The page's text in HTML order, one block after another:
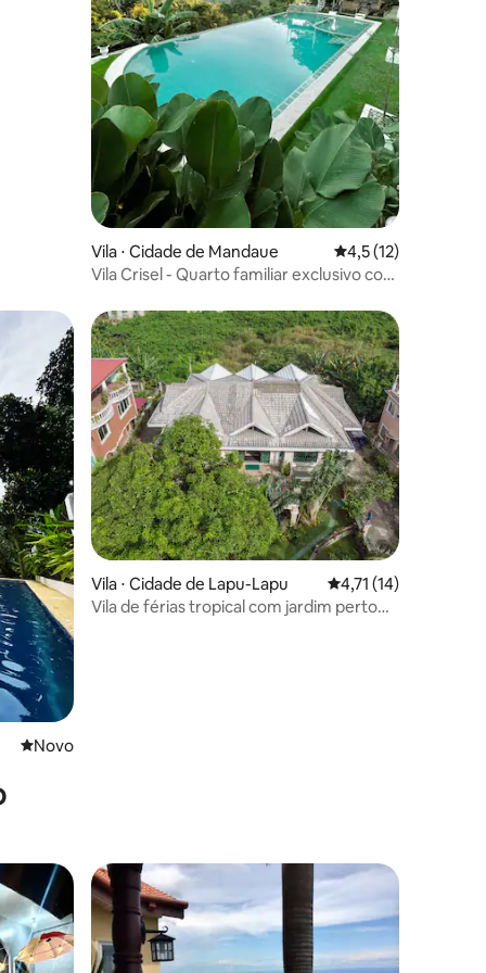
Vila ⋅ Cidade de Mandaue 4,5 de uma
4,5 (12)
Vila Crisel - Quarto familiar exclusivo com
Novo lugar para ficar
Novo
Vila ⋅ Cidade de Lapu-Lapu 4,71 de uma
4,71 (14)
Vila de férias tropical com jardim perto